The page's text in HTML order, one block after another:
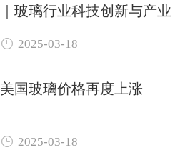
｜玻璃行业科技创新与产业
 2025-03-18
美国玻璃价格再度上涨
 2025-03-18